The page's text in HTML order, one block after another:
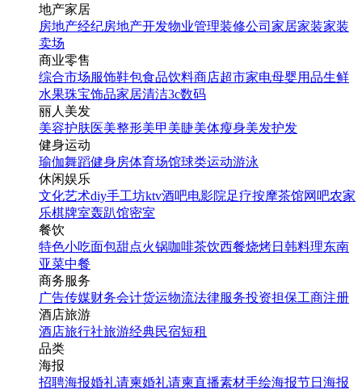
地产家居
房地产经纪房地产开发物业管理装修公司 家居家装家装
卖场
商业零售
综合市场服饰鞋包食品饮料商店超市家电母婴用品生鲜
水果珠宝饰品家居清洁3c数码
丽人美发
美容护肤医美整形美甲美睫美体瘦身美发护发
健身运动
瑜伽舞蹈健身房体育场馆球类运动游泳
休闲娱乐
文化艺术diy手工坊ktv酒吧电影院足疗按摩茶馆网吧农家
乐棋牌室轰趴馆密室
餐饮
特色小吃面包甜点火锅咖啡茶饮西餐烧烤日韩料理东南
亚菜中餐
商务服务
广告传媒财务会计货运物流法律服务投资担保工商注册
酒店旅游
酒店旅行社旅游经典民宿短租
品类
海报
招聘海报婚礼请柬婚礼请柬直播素材手绘海报节日海报